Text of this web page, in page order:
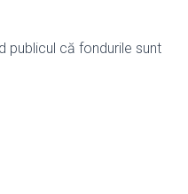
publicul că fondurile sunt